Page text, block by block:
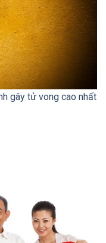
gây tử vong cao nhất